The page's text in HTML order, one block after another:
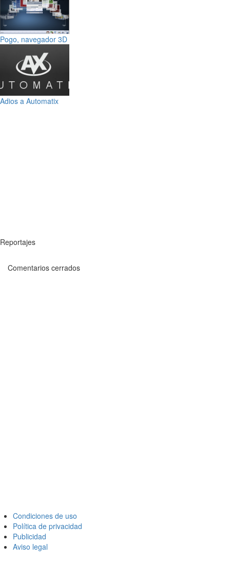
Pogo, navegador 3D
Adios a Automatix
Reportajes
Comentarios cerrados
Condiciones de uso
Política de privacidad
Publicidad
Aviso legal